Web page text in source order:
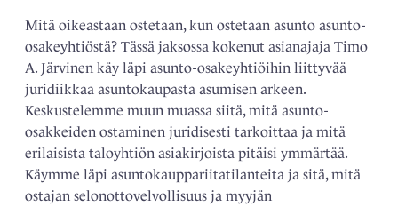
Mitä oikeastaan ostetaan, kun ostetaan asunto asunto-
osakeyhtiöstä? Tässä jaksossa kokenut asianajaja Timo
A. Järvinen käy läpi asunto-osakeyhtiöihin liittyvää
juridiikkaa asuntokaupasta asumisen arkeen.
Keskustelemme muun muassa siitä, mitä asunto-
osakkeiden ostaminen juridisesti tarkoittaa ja mitä
erilaisista taloyhtiön asiakirjoista pitäisi ymmärtää.
Käymme läpi asuntokauppariitatilanteita ja sitä, mitä
ostajan selonottovelvollisuus ja myyjän